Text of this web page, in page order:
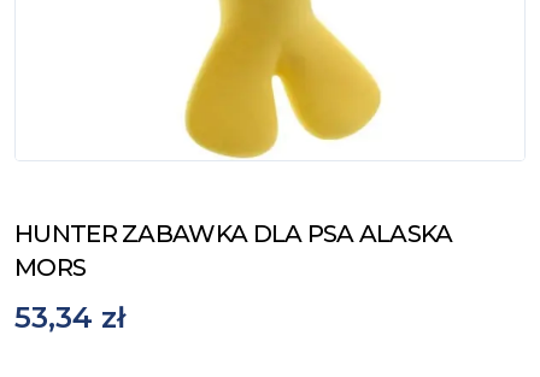
HUNTER ZABAWKA DLA PSA ALASKA
MORS
53,34 zł